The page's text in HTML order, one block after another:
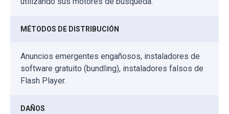
MÉTODOS DE DISTRIBUCIÓN
Anuncios emergentes engañosos, instaladores de
software gratuito (bundling), instaladores falsos de
Flash Player.
DAÑOS